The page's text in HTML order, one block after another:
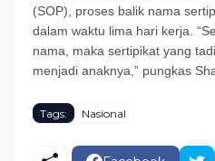
(SOP), proses balik nama
dalam waktu lima hari kerja.
nama, maka sertipikat yang
menjadi anaknya,” pungkas
Tags: Nasional